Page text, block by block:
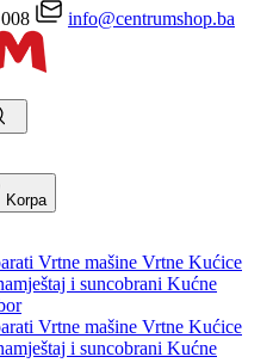
info@centrumshop.ba
Korpa
Vrtne mašine Vrtne Kućice
i suncobrani Kućne
Vrtne mašine Vrtne Kućice
i suncobrani Kućne